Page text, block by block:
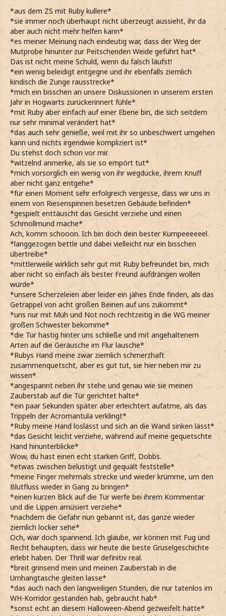
ungeniert auf den Flurlichtschalter drücke*
--> *wieder in den ZS zurückschleiche*
*aus dem ZS mit Ruby kullere*
*sie immer noch überhaupt nicht überzeugt aussieht, ihr da
aber auch nicht mehr helfen kann*
*es meiner Meinung nach eindeutig war, dass der Weg der
Mutprobe hinunter zur Peitschenden Weide geführt hat*
Das ist nicht meine Schuld, wenn du falsch läufst!
*ein wenig beleidigt entgegne und ihr ebenfalls ziemlich
kindisch die Zunge rausstrecke*
*mich ein bisschen an unsere Diskussionen in unserem ersten
Jahr in Hogwarts zurückerinnert fühle*
*mit Ruby aber einfach auf einer Ebene bin, die sich seitdem
nur sehr minimal verändert hat*
*das auch sehr genieße, weil mit ihr so unbeschwert umgehen
kann und nichts irgendwie kompliziert ist*
Du stehst doch schon vor mir.
*witzelnd anmerke, als sie so empört tut*
*mich vorsorglich ein wenig von ihr wegducke, ihrem Knuff
aber nicht ganz entgehe*
*für einen Moment sehr erfolgreich vergesse, dass wir uns in
einem von Riesenspinnen besetzen Gebäude befinden*
*gespielt enttäuscht das Gesicht verziehe und einen
Schmollmund mache*
Ach, komm schooon. Ich bin doch dein bester Kumpeeeeeel.
*langgezogen bettle und dabei vielleicht nur ein bisschen
übertreibe*
*mittlerweile wirklich sehr gut mit Ruby befreundet bin, mich
aber nicht so einfach als bester Freund aufdrängen wollen
würde*
*unsere Scherzeleien aber leider ein jähes Ende finden, als das
Getrappel von acht großen Beinen auf uns zukommt*
*uns nur mit Müh und Not noch rechtzeitig in die WG meiner
großen Schwester bekomme*
*die Tür hastig hinter uns schließe und mit angehaltenem
Arten auf die Geräusche im Flur lausche*
*Rubys Hand meine zwar ziemlich schmerzhaft
zusammenquetscht, aber es gut tut, sie hier neben mir zu
wissen*
*angespannt neben ihr stehe und genau wie sie meinen
Zauberstab auf die Tür gerichtet halte*
*ein paar Sekunden später aber erleichtert aufatme, als das
Trippeln der Acromantula verklingt*
*Ruby meine Hand loslässt und sich an die Wand sinken lässt*
*das Gesicht leicht verziehe, während auf meine gequetschte
Hand hinunterblicke*
Wow, du hast einen echt starken Griff, Dobbs.
*etwas zwischen belustigt und gequält feststelle*
*meine Finger mehrmals strecke und wieder krümme, um den
Blutfluss wieder in Gang zu bringen*
*einen kurzen Blick auf die Tür werfe bei ihrem Kommentar
und die Lippen amüsiert verziehe*
*nachdem die Gefahr nun gebannt ist, das ganze wieder
ziemlich locker sehe*
Och, war doch spannend. Ich glaube, wir können mit Fug und
Recht behaupten, dass wir heute die beste Gruselgeschichte
erlebt haben. Der Thrill war definitiv real.
*breit grinsend mein und meinen Zauberstab in die
Umhangtasche gleiten lasse*
*das auch nach den langweiligen Stunden, die nur tatenlos im
WH-Korridor gestanden hab, gebraucht hab*
*sonst echt an diesem Halloween-Abend gezweifelt hätte*